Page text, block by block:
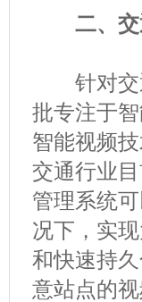
二、
针对交通
批专注于
智能视频
交通行业
管理系统
况下，实
和快速持
意站点的